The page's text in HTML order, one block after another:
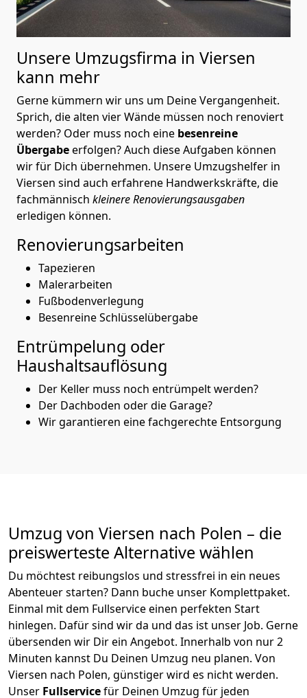
Unsere Umzugsfirma in Viersen
kann mehr
Gerne kümmern wir uns um Deine Vergangenheit.
Sprich, die alten vier Wände müssen noch renoviert
werden? Oder muss noch eine besenreine
Übergabeerfolgen? Auch diese Aufgaben können
wir für Dich übernehmen. Unsere Umzugshelfer in
Viersen sind auch erfahrene Handwerkskräfte, die
fachmännisch kleinere Renovierungsausgaben
erledigen können.
Renovierungsarbeiten
Tapezieren
Malerarbeiten
Fußbodenverlegung
Besenreine Schlüsselübergabe
Entrümpelung oder
Haushaltsauflösung
Der Keller muss noch entrümpelt werden?
Der Dachboden oder die Garage?
Wir garantieren eine fachgerechte Entsorgung
Umzug von Viersen nach Polen – die
preiswerteste Alternative wählen
Du möchtest reibungslos und stressfrei in ein neues
Abenteuer starten? Dann buche unser Komplettpaket.
Einmal mit dem Fullservice einen perfekten Start
hinlegen. Dafür sind wir da und das ist unser Job. Gerne
übersenden wir Dir ein Angebot. Innerhalb von nur2
Minuten kannst Du Deinen Umzug neu planen. Von
Viersen nach Polen, günstiger wird es nicht werden.
Unser Fullservicefür Deinen Umzug für jeden